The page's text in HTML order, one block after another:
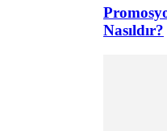
Nasıldır?